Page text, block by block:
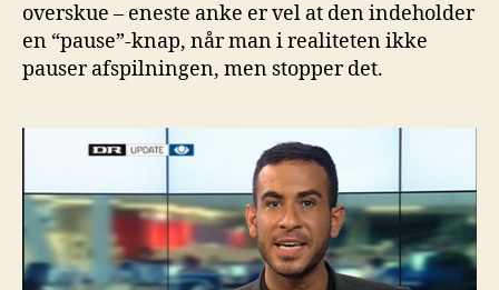
overskue – eneste anke er vel at den indeholder
en “pause”-knap, når man i realiteten ikke
pauser afspilningen, men stopper det.